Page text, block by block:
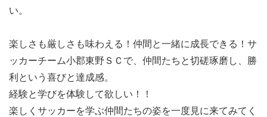
い。
楽しさも厳しさも味わえる！仲間と一緒に成長できる！サ
ッカーチーム小郡東野ＳＣで、仲間たちと切磋琢磨し、勝
利という喜びと達成感。
経験と学びを体験して欲しい！！
楽しくサッカーを学ぶ仲間たちの姿を一度見に来てみてく